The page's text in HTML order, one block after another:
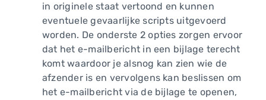
in originele staat vertoond en kunnen
eventuele gevaarlijke scripts uitgevoerd
worden. De onderste 2 opties zorgen ervoor
dat het e-mailbericht in een bijlage terecht
komt waardoor je alsnog kan zien wie de
afzender is en vervolgens kan beslissen om
het e-mailbericht via de bijlage te openen,